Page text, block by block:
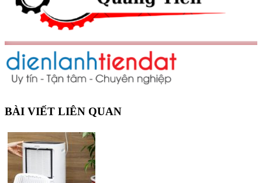
BÀI VIẾT LIÊN QUAN